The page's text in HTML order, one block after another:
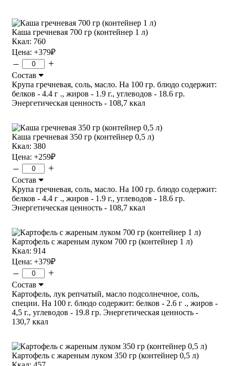
Каша гречневая 700 гр (контейнер 1 л)
Ккал: 760
Цена: +379₽
– +
Состав
Крупа гречневая, соль, масло. На 100 гр. блюдо содержит:
белков - 4.4 г ., жиров - 1.9 г., углеводов - 18.6 гр.
Энергетическая ценность - 108,7 ккал
Каша гречневая 350 гр (контейнер 0,5 л)
Ккал: 380
Цена: +259₽
– +
Состав
Крупа гречневая, соль, масло. На 100 гр. блюдо содержит:
белков - 4.4 г ., жиров - 1.9 г., углеводов - 18.6 гр.
Энергетическая ценность - 108,7 ккал
Картофель с жареным луком 700 гр (контейнер 1 л)
Ккал: 914
Цена: +379₽
– +
Состав
Картофель, лук репчатый, масло подсолнечное, соль,
специи. На 100 г. блюдо содержит: белков - 2.6 г ., жиров -
4,5 г., углеводов - 19.8 гр. Энергетическая ценность -
130,7 ккал
Картофель с жареным луком 350 гр (контейнер 0,5 л)